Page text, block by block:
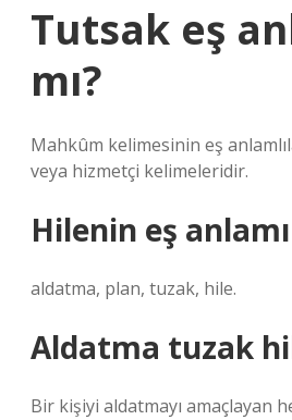
Tutsak eş
mı?
Mahkûm kelimesinin eş
veya hizmetçi kelimeleridir.
Hilenin eş
aldatma, plan, tuzak, hile.
Aldatma tuzak
Bir kişiyi aldatmayı amaçlayan